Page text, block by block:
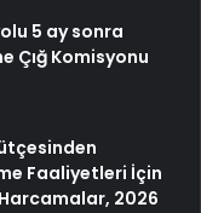
5 ay sonra
Çığ Komisyonu
Faaliyetleri İçin
2026